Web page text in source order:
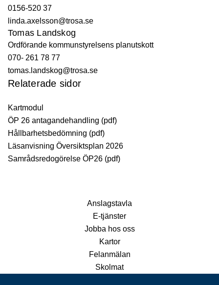
0156-520 37
linda.axelsson@trosa.se
Tomas Landskog
Ordförande kommunstyrelsens planutskott
070- 261 78 77
tomas.landskog@trosa.se
Relaterade sidor
Kartmodul
ÖP 26 antagandehandling (pdf)
Hållbarhetsbedömning (pdf)
Läsanvisning Översiktsplan 2026
Samrådsredogörelse ÖP26 (pdf)
Anslagstavla
E-tjänster
Jobba hos oss
Kartor
Felanmälan
Skolmat